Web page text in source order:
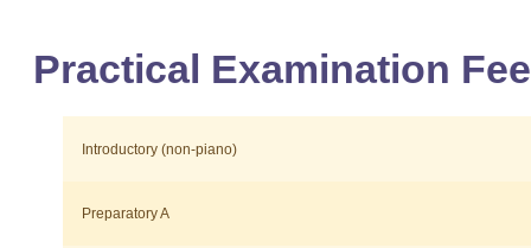
Practical Examination
Introductory (non-piano)
Preparatory A